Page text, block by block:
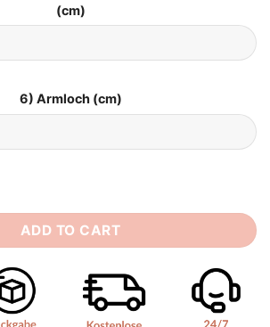
(cm)
6) Armloch (cm)
quantity
ADD TO CART